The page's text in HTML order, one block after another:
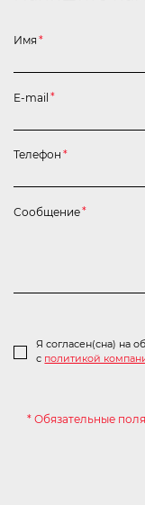
Имя *
E-mail *
Я согласен(сна) на
с политикой
Телефон *
Сообщение*
* Обязательные поля